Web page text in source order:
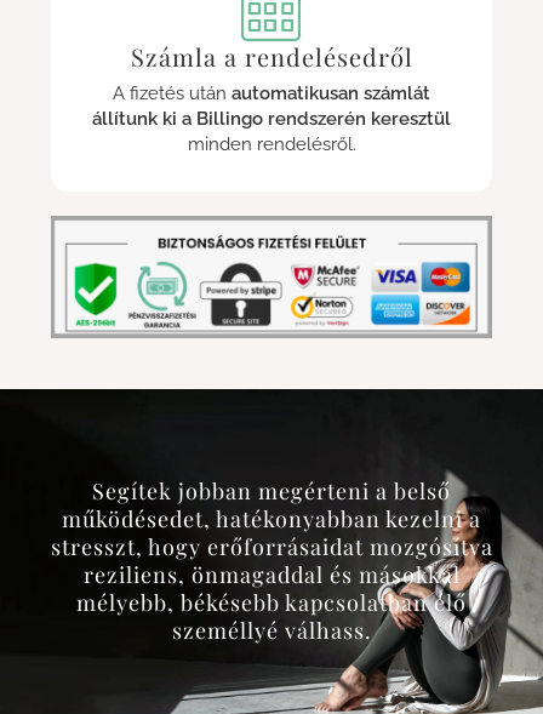
Számla a rendelésedről
A fizetés után automatikusan számlát
állítunk ki a Billingo rendszerén keresztül
minden rendelésről.
Segítek jobban megérteni a belső
működésedet, hatékonyabban kezelni a
stresszt, hogy erőforrásaidat mozgósítva
reziliens, önmagaddal és másokkal
mélyebb, békésebb kapcsolatban élő
személlyé válhass.